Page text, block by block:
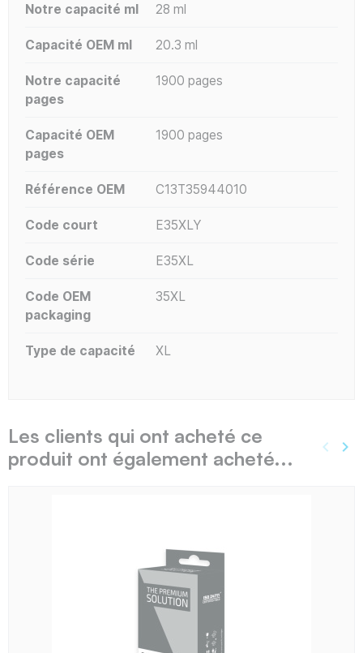
Notre capacité ml 28 ml
Capacité OEM ml 20.3 ml
Notre capacité
pages
1900 pages
Capacité OEM
pages
1900 pages
Référence OEM C13T35944010
Code court E35XLY
Code série E35XL
Code OEM
packaging
35XL
Type de capacité XL
Les clients qui ont acheté ce
produit ont également acheté...
keyboard_arrow_left keyboard_arrow_right